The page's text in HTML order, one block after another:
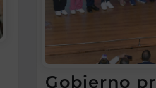
Gobierno